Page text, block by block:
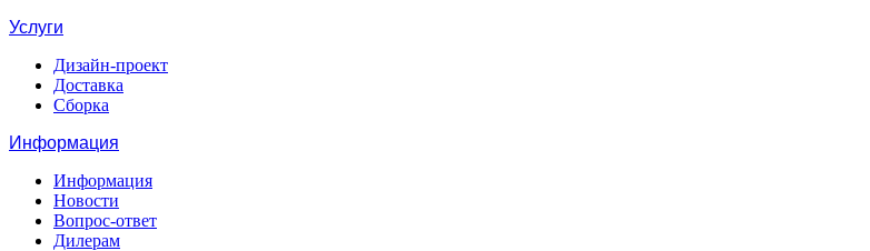
Услуги
Дизайн-проект
Доставка
Сборка
Информация
Информация
Новости
Вопрос-ответ
Дилерам